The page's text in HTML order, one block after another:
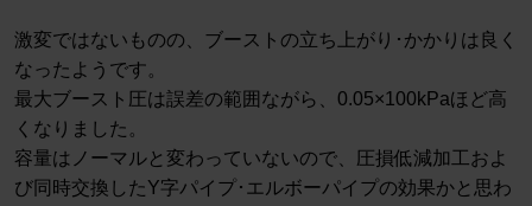
激変ではないものの、ブーストの立ち上がり･かかりは良く
なったようです。
最大ブースト圧は誤差の範囲ながら、0.05×100kPaほど高
くなりました。
容量はノーマルと変わっていないので、圧損低減加工およ
び同時交換したY字パイプ･エルボーパイプの効果かと思わ